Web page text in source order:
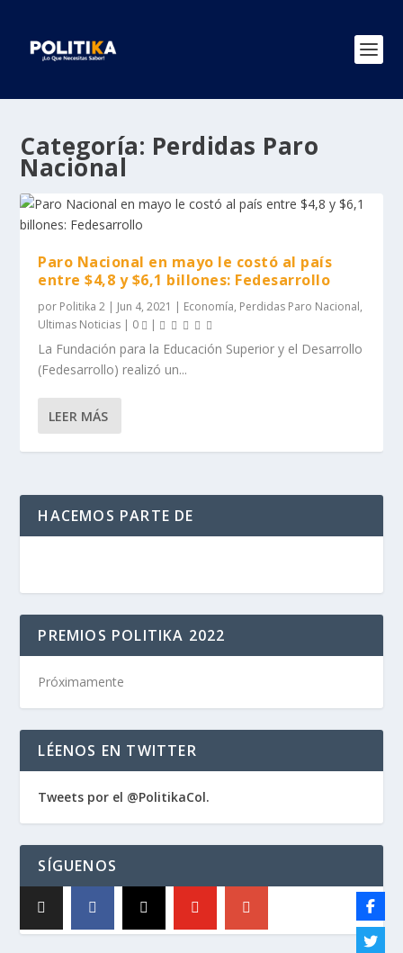
Categoría: Perdidas Paro
Nacional
Paro Nacional en mayo le costó al país
entre $4,8 y $6,1 billones: Fedesarrollo
por Politika 2 | Jun 4, 2021 | Economía, Perdidas Paro Nacional,
Ultimas Noticias | 0 |
La Fundación para la Educación Superior y el Desarrollo
(Fedesarrollo) realizó un...
LEER MÁS
HACEMOS PARTE DE
PREMIOS POLITIKA 2022
Próximamente
LÉENOS EN TWITTER
Tweets por el @PolitikaCol.
SÍGUENOS